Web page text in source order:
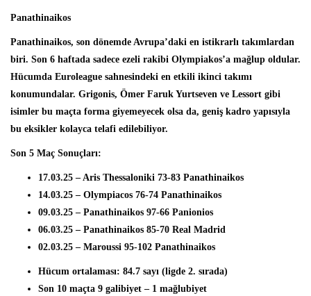
Panathinaikos
Panathinaikos, son dönemde Avrupa’daki en istikrarlı takımlardan
biri. Son 6 haftada sadece ezeli rakibi Olympiakos’a mağlup oldular.
Hücumda Euroleague sahnesindeki en etkili ikinci takımı
konumundalar. Grigonis, Ömer Faruk Yurtseven ve Lessort gibi
isimler bu maçta forma giyemeyecek olsa da, geniş kadro yapısıyla
bu eksikler kolayca telafi edilebiliyor.
Son 5 Maç Sonuçları:
17.03.25 – Aris Thessaloniki 73-83 Panathinaikos
14.03.25 – Olympiacos 76-74 Panathinaikos
09.03.25 – Panathinaikos 97-66 Panionios
06.03.25 – Panathinaikos 85-70 Real Madrid
02.03.25 – Maroussi 95-102 Panathinaikos
Hücum ortalaması: 84.7 sayı (ligde 2. sırada)
Son 10 maçta 9 galibiyet – 1 mağlubiyet